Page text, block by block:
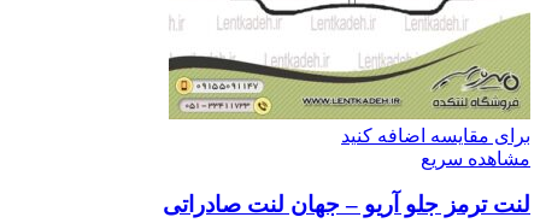
برای مقایسه اضافه کنید
مشاهده سریع
لنت ترمز جلو آریو – جهان لنت صادراتی